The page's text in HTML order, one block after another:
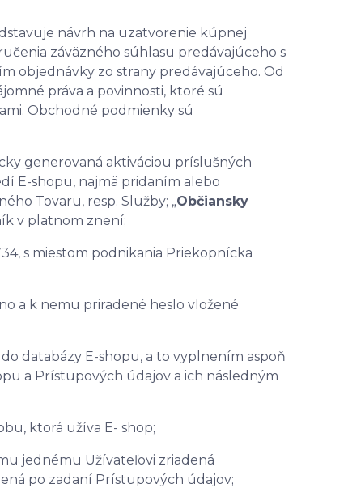
návrh na uzatvorenie kúpnej
záväzného súhlasu predávajúceho s
objednávky zo strany predávajúceho. Od
práva a povinnosti, ktoré sú
Obchodné podmienky sú
generovaná aktiváciou príslušných
E-shopu, najmä pridaním alebo
Tovaru, resp. Služby; „Občiansky
v platnom znení;
s miestom podnikania Priekopnícka
a k nemu priradené heslo vložené
databázy E-shopu, a to vyplnením aspoň
a Prístupových údajov a ich následným
ktorá užíva E- shop;
jednému Užívateľovi zriadená
po zadaní Prístupových údajov;